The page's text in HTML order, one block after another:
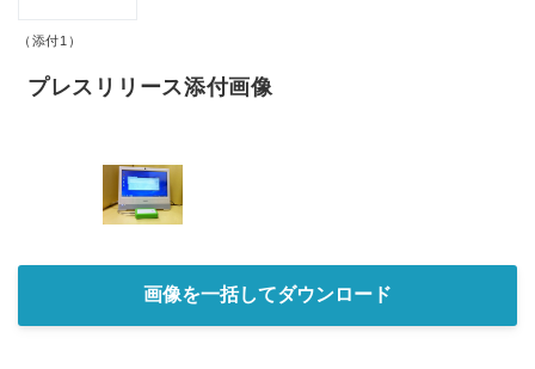
（添付1）
プレスリリース添付画像
画像を一括してダウンロード